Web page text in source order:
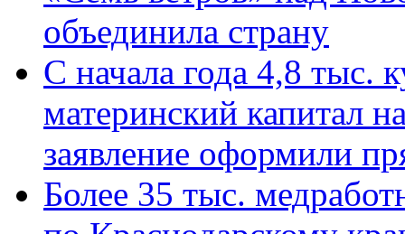
объединила страну
С начала года 4,8 тыс.
материнский капитал
заявление оформили
Более 35 тыс.